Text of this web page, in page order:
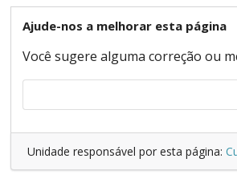
Ajude-nos a melhorar esta página
Você sugere alguma correção ou
Unidade responsável por esta página: